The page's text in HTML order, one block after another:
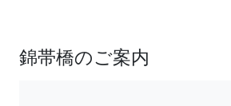
錦帯橋のご案内